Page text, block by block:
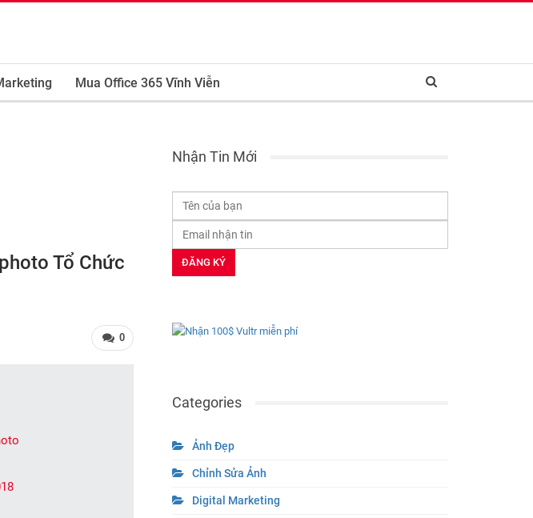
Mua Office 365 Vĩnh Viễn
Tổ Chức
0
Nhận Tin Mới
Categories
Ảnh Đẹp
Chỉnh Sửa Ảnh
Digital Marketing